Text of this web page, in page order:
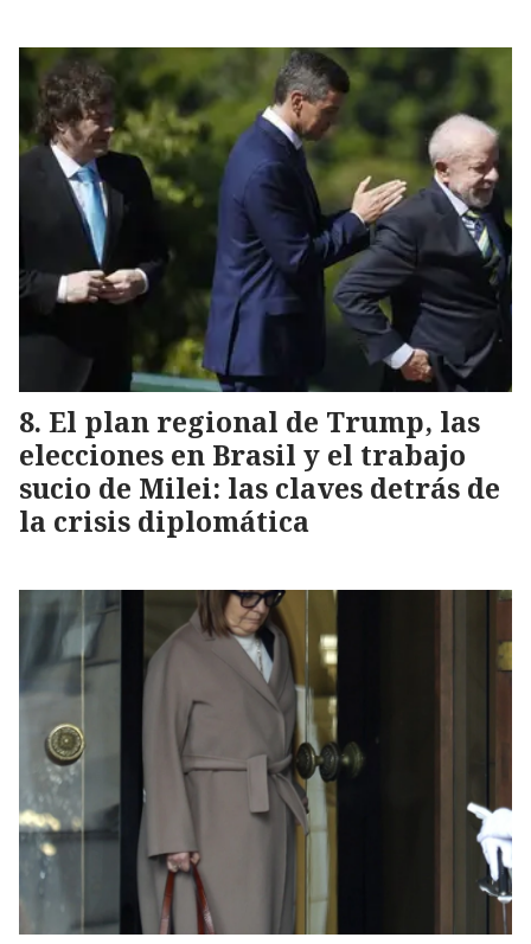
El plan regional de Trump, las
elecciones en Brasil y el trabajo
sucio de Milei: las claves detrás de
la crisis diplomática